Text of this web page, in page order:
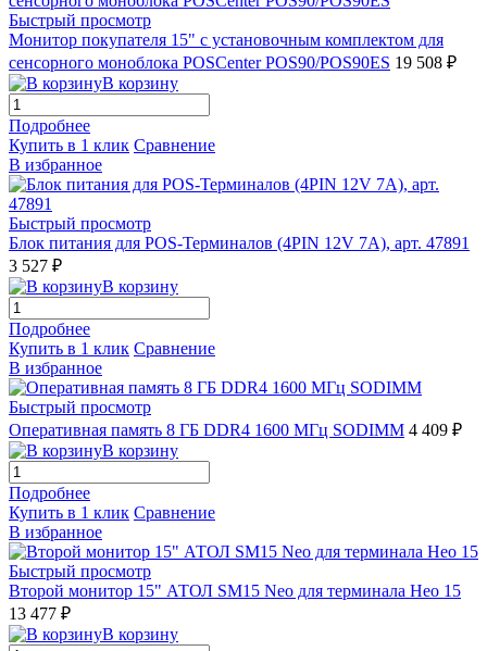
Быстрый просмотр
Монитор покупателя 15" с установочным комплектом для
сенсорного моноблока POSCenter POS90/POS90ES 19 508 ₽
В корзину
Подробнее
Купить в 1 клик Сравнение
В избранное
Быстрый просмотр
Блок питания для POS-Терминалов (4PIN 12V 7A), арт. 47891
3 527 ₽
В корзину
Подробнее
Купить в 1 клик Сравнение
В избранное
Быстрый просмотр
Оперативная память 8 ГБ DDR4 1600 МГц SODIMM 4 409 ₽
В корзину
Подробнее
Купить в 1 клик Сравнение
В избранное
Быстрый просмотр
Второй монитор 15" АТОЛ SM15 Neo для терминала Нео 15
13 477 ₽
В корзину